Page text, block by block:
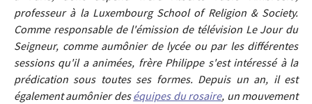
professeur à la Luxembourg School of Religion & Society.
Comme responsable de l'émission de télévision Le Jour du
Seigneur, comme aumônier de lycée ou par les différentes
sessions qu'il a animées, frère Philippe s'est intéressé à la
prédication sous toutes ses formes. Depuis un an, il est
également aumônier deséquipes du rosaire, un mouvement